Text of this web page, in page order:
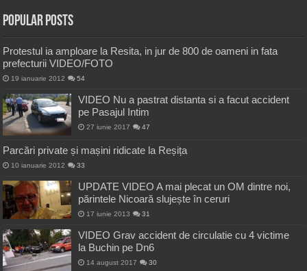
Popular Posts
Protestul ia amploare la Resita, in jur de 800 de oameni in fata
prefecturii VIDEO/FOTO
19 ianuarie 2012 54
VIDEO Nu a pastrat distanta si a facut accident
pe Pasajul Intim
27 iunie 2017 47
Parcări private și mașini ridicate la Reșița
10 ianuarie 2012 33
UPDATE VIDEO A mai plecat un OM dintre noi,
părintele Nicoară slujește în ceruri
17 iunie 2013 31
VIDEO Grav accident de circulatie cu 4 victime
la Buchin pe Dn6
14 august 2017 30